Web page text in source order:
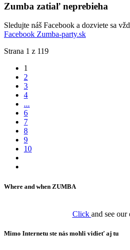
Zumba zatiaľ neprebieha
Sledujte náš Facebook a dozviete sa
Facebook Zumba-party.sk
Strana 1 z 119
1
2
3
4
...
6
7
8
9
10
Where and when ZUMBA
Click and see our
Mimo Internetu ste nás mohli vidieť aj tu